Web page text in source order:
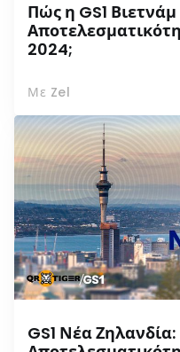
Πώς η GS1
2024;
Με Zel
GS1 Νέα